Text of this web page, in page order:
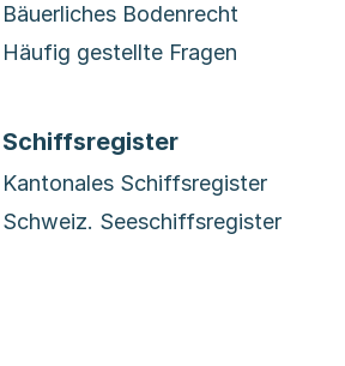
Bäuerliches Bodenrecht
Häufig gestellte Fragen
Schiffsregister
Kantonales Schiffsregister
Schweiz. Seeschiffsregister